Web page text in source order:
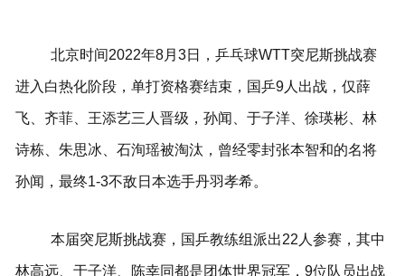
北京时间2022年8月3日，乒乓球WTT突尼斯挑战赛
进入白热化阶段，单打资格赛结束，国乒9人出战，仅薛
飞、齐菲、王添艺三人晋级，孙闻、于子洋、徐瑛彬、林
诗栋、朱思冰、石洵瑶被淘汰，曾经零封张本智和的名将
孙闻，最终1-3不敌日本选手丹羽孝希。
本届突尼斯挑战赛，国乒教练组派出22人参赛，其中
林高远、于子洋、陈幸同都是团体世界冠军，9位队员出战